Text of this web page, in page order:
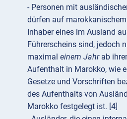
- Personen mit
dürfen auf
Inhaber eines im Ausland
Führerscheins sind, jedoch
maximal einem Jahrab
Aufenthalt in Marokko, wie
Gesetze und Vorschriften
des Aufenthalts von
Marokko festgelegt ist. [4]